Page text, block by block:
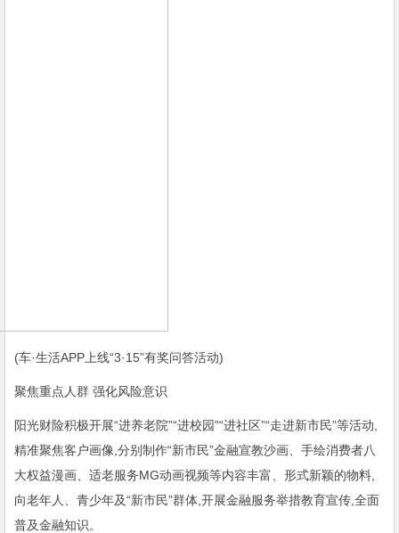
(车·生活APP上线“3·15”有奖问答活动)
聚焦重点人群 强化风险意识
阳光财险积极开展“进养老院”“进校园”“进社区”“走进新市民”等活动,
精准聚焦客户画像,分别制作“新市民”金融宣教沙画、手绘消费者八
大权益漫画、适老服务MG动画视频等内容丰富、形式新颖的物料,
向老年人、青少年及“新市民”群体,开展金融服务举措教育宣传,全面
普及金融知识。